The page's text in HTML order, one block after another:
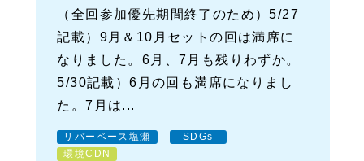
（全回参加優先期間終了のため）5/27
記載）9月＆10月セットの回は満席に
なりました。6月、7月も残りわずか。
5/30記載）6月の回も満席になりまし
た。7月は...
リバーベース塩瀬
SDGs
環境CDN